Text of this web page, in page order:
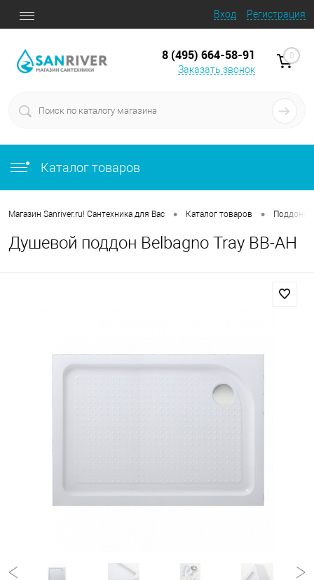
Вход Регистрация
8 (495) 664-58-91
Заказать звонок
0
Каталог товаров
Магазин Sanriver.ru! Сантехника для Вас • Каталог товаров • Поддоны
Душевой поддон Belbagno Tray BB-AH